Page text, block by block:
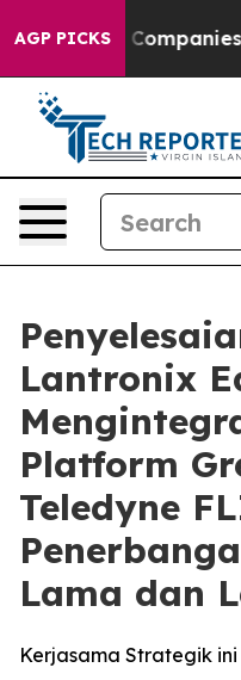
AGP PICKS — not
Lantronix
Platform
Teledyne
Lama dan
Kerjasama Strategik